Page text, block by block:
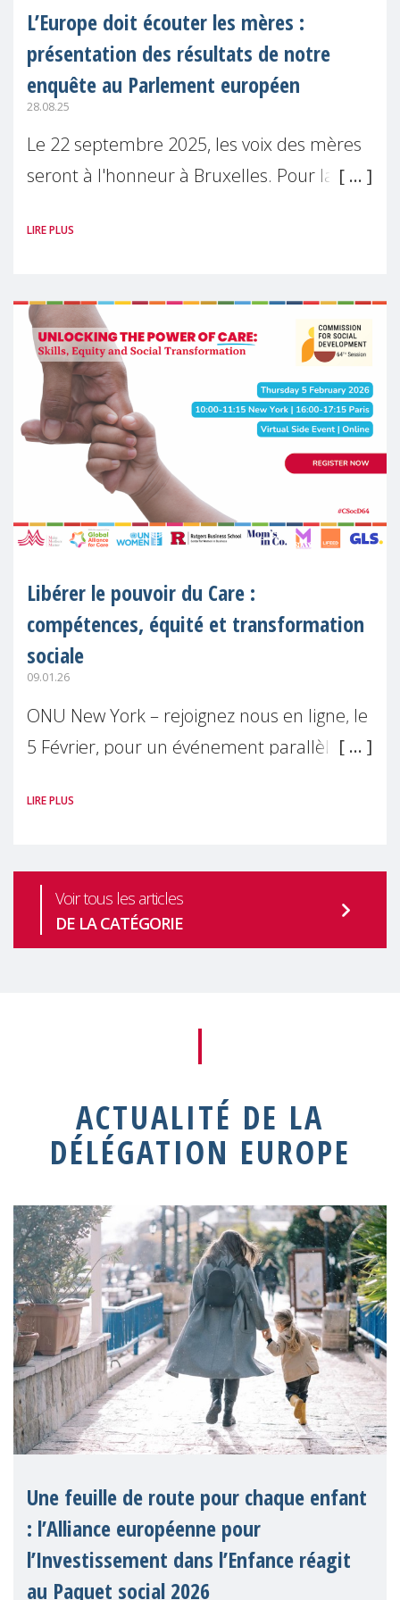
L’Europe doit écouter les mères :
présentation des résultats de notre
enquête au Parlement européen
28.08.25
Le 22 septembre 2025, les voix des mères
seront à l'honneur à Bruxelles. Pour la
(MMM) présentera les résultats de son
LIRE PLUS
Libérer le pouvoir du Care :
compétences, équité et transformation
sociale
09.01.26
ONU New York – rejoignez nous en ligne, le
5 Février, pour un événement parallèle
Commission des Nations Unies pour le
LIRE PLUS
Voir tous les articles
DE LA CATÉGORIE
ACTUALITÉ DE LA
DÉLÉGATION EUROPE
Une feuille de route pour chaque enfant
: l’Alliance européenne pour
l’Investissement dans l’Enfance réagit
au Paquet social 2026